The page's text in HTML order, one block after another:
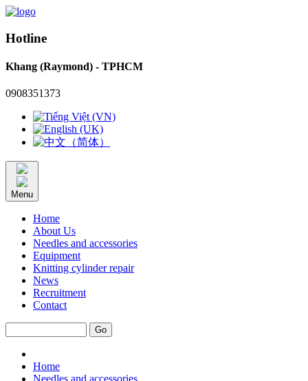
Hotline
Khang (Raymond) - TPHCM
0908351373
Menu
Home
About Us
Needles and accessories
Equipment
Knitting cylinder repair
News
Recruitment
Contact
Home